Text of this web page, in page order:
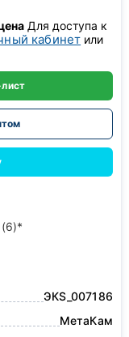
Для доступа к
кабинет или
ЭКS_007186
МетаКам